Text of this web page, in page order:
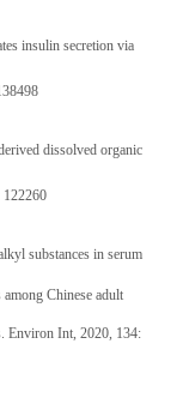
insulin secretion via
dissolved organic
substances in serum
Chinese adult
Environ Int, 2020, 134: